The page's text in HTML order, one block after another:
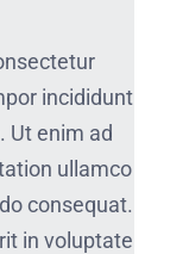
incididunt
Ut enim ad
ullamco
consequat.
in voluptate